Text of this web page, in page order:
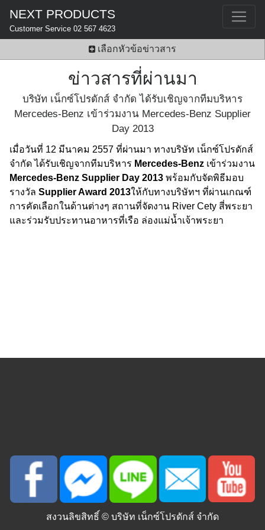
NEXT PRODUCTS
Customer Service 02 567 4623
เลือกหัวข้อข่าวสาร
ข่าวสารที่ผ่านมา
บริษัท เน็กซ์โปรดักส์ จำกัด ได้รับเชิญจากทีมบริหาร
Mercedes-Benz เข้าร่วมงาน Mercedes-Benz Supplier
Day 2013
เมื่อวันที่ 12 มีนาคม 2557 ที่ผ่านมา ทางบริษัท เน็กซ์โปรดักส์
จำกัด ได้รับเชิญจากทีมบริหาร Mercedes-Benz เข้าร่วมงาน
Mercedes-Benz Supplier Day 2013 พร้อมกับจัดพิธีมอบ
รางวัล Supplier Award 2013ให้กับทางบริษัทฯ ที่ผ่านเกณฑ์
การคัดเลือกในด้านต่างๆ สถานที่จัดงาน River Cety สี่พระยา
และร่วมรับประทานอาหารที่เรือ ล่องแม่น้ำเจ้าพระยา
สงวนลิขสิทธิ์ © บริษัท เน็กซ์โปรดักส์ จำกัด